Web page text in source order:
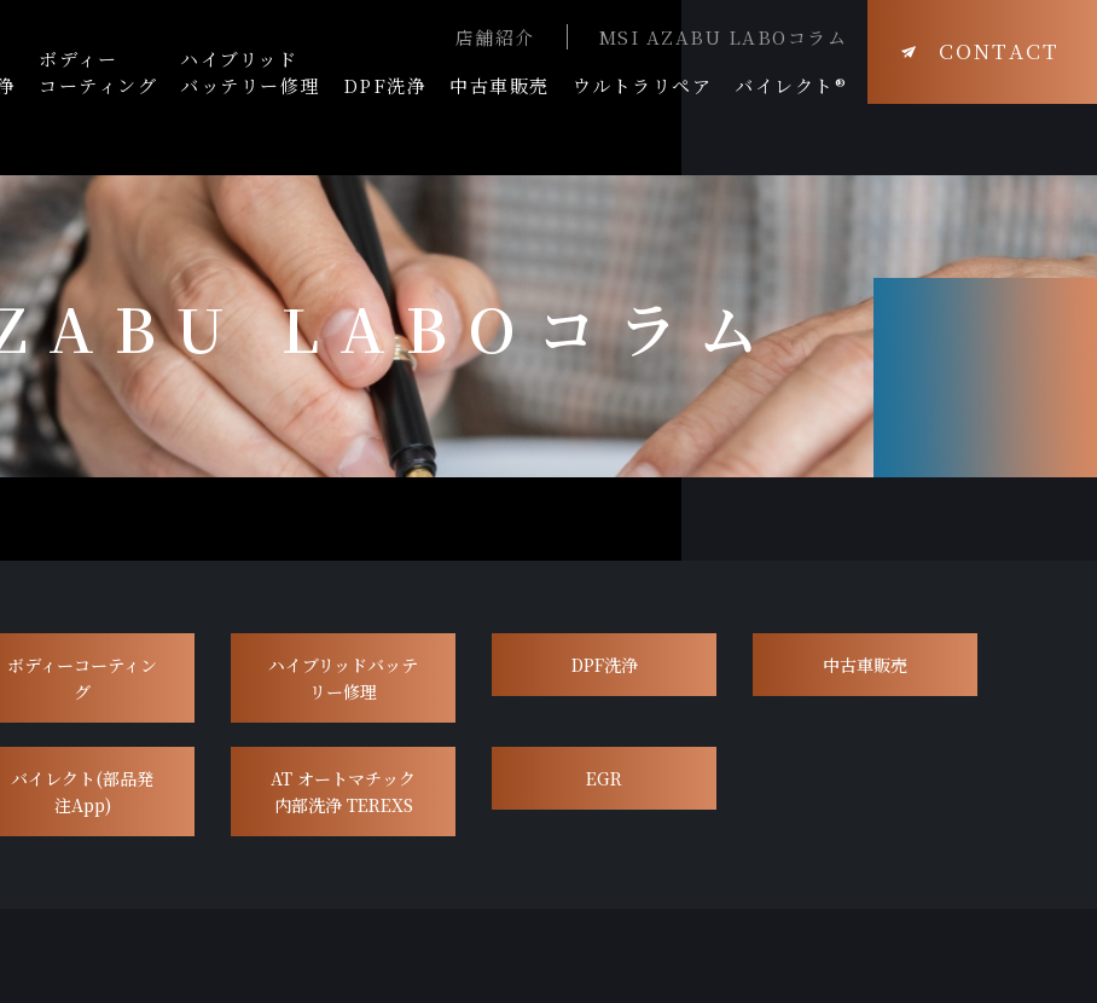
店舗紹介
MSI AZABU LABOコラム
ボディー
コーティング
ハイブリッド
バッテリー修理
DPF洗浄 中古車販売 ウルトラリペア バイレクト®
CONTACT
LABOコラム
ボディーコーティン
グ
ハイブリッドバッテ
リー修理
DPF洗浄 中古車販売
バイレクト(部品発
注App)
AT オートマチック
内部洗浄 TEREXS
EGR